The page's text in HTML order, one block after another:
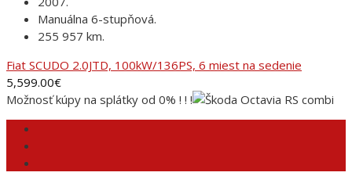
Manuálna 6-stupňová.
255 957 km.
Fiat SCUDO 2.0JTD, 100kW/136PS, 6 miest na sedenie
5,599.00€
Možnosť kúpy na splátky od 0% ! ! !